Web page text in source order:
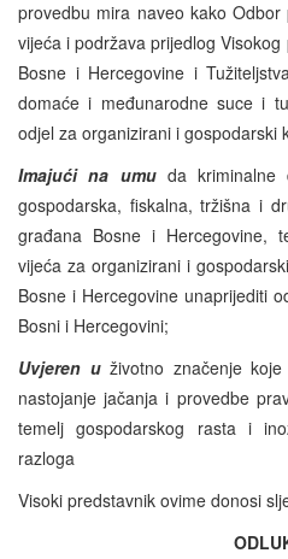
provedbu mira naveo kako
vijeća i podržava prijedlog
Bosne i Hercegovine i
domaće i međunarodne suce i
odjel za organizirani i gospodarski
Imajući na umu da kriminalne
gospodarska, fiskalna, tržišna i
građana Bosne i Hercegovine,
vijeća za organizirani i
Bosne i Hercegovine unaprijediti
Bosni i Hercegovini;
Uvjeren uživotno značenje
nastojanje jačanja i provedbe
temelj gospodarskog rasta i
razloga
Visoki predstavnik ovime donosi